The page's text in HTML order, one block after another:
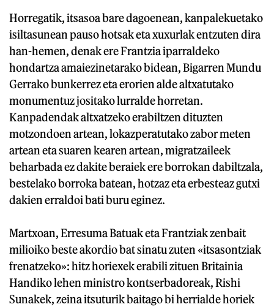
Horregatik, itsasoa bare dagoenean, kanpalekuetako
isiltasunean pauso hotsak eta xuxurlak entzuten dira
han-hemen, denak ere Frantzia iparraldeko
hondartza amaiezinetarako bidean, Bigarren Mundu
Gerrako bunkerrez eta erorien alde altxatutako
monumentuz jositako lurralde horretan.
Kanpadendak altxatzeko erabiltzen dituzten
motzondoen artean, lokazperatutako zabor meten
artean eta suaren kearen artean, migratzaileek
beharbada ez dakite beraiek ere borrokan dabiltzala,
bestelako borroka batean, hotzaz eta erbesteaz gutxi
dakien erraldoi bati buru eginez.
Martxoan, Erresuma Batuak eta Frantziak zenbait
milioiko beste akordio bat sinatu zuten «itsasontziak
frenatzeko»: hitz horiexek erabili zituen Britainia
Handiko lehen ministro kontserbadoreak, Rishi
Sunakek, zeina itsuturik baitago bi herrialde horiek